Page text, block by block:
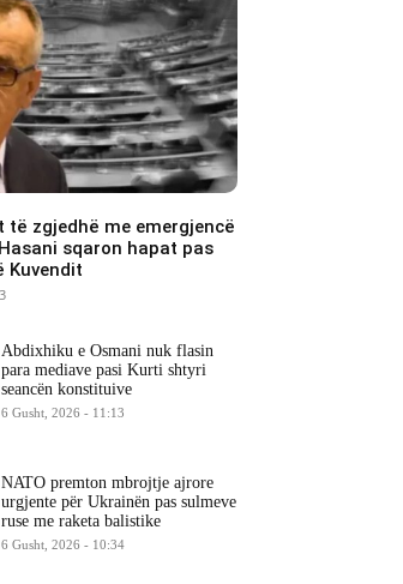
të zgjedhë me emergjencë
sqaron hapat pas
Abdixhiku e Osmani nuk flasin
para mediave pasi Kurti shtyri
seancën konstituive
6 Gusht, 2026 - 11:13
NATO premton mbrojtje ajrore
urgjente për Ukrainën pas sulmeve
ruse me raketa balistike
6 Gusht, 2026 - 10:34